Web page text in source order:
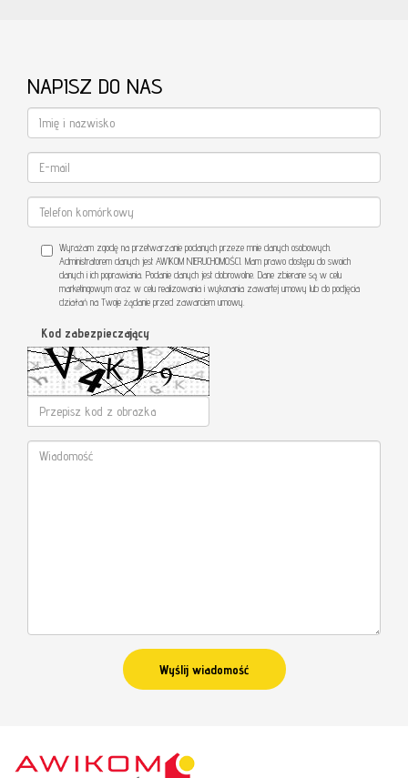
NAPISZ DO NAS
Wyrażam zgodę na przetwarzanie podanych przeze mnie danych osobowych.
Administratorem danych jest AWIKOM NIERUCHOMOŚCI. Mam prawo dostępu do swoich
danych i ich poprawiania. Podanie danych jest dobrowolne. Dane zbierane są w celu
marketingowym oraz w celu realizowania i wykonania zawartej umowy lub do podjęcia
działań na Twoje żądanie przed zawarciem umowy.
Kod zabezpieczający